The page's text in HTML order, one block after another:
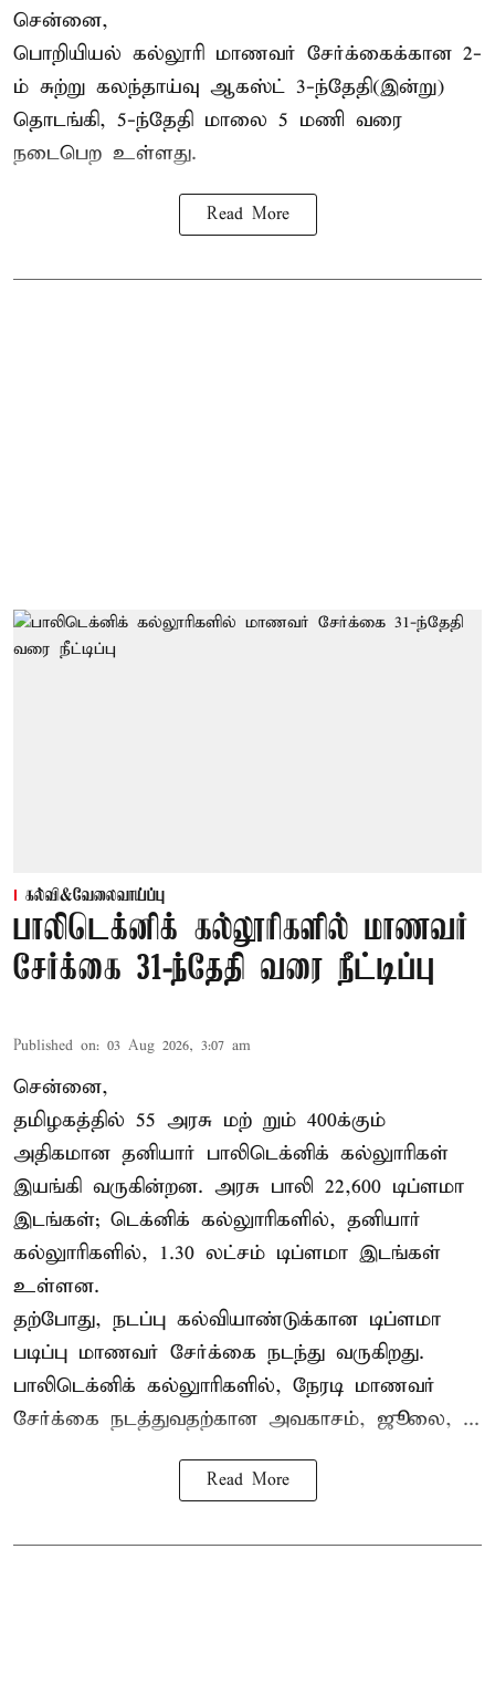
சென்னை,
பொறியியல் கல்லூரி மாணவர் சேர்க்கைக்கான 2-
ம் சுற்று கலந்தாய்வு ஆகஸ்ட் 3-ந்தேதி(இன்று)
தொடங்கி, 5-ந்தேதி மாலை 5 மணி வரை
நடைபெற உள்ளது.
Read More
கல்வி&வேலைவாய்ப்பு
பாலிடெக்னிக் கல்லூரிகளில் மாணவர்
சேர்க்கை 31-ந்தேதி வரை நீட்டிப்பு
Published on: 03 Aug 2026, 3:07 am
சென்னை,
தமிழகத்தில் 55 அரசு மற் றும் 400க்கும்
அதிகமான தனியார் பாலிடெக்னிக் கல்லுாரிகள்
இயங்கி வருகின்றன. அரசு பாலி 22,600 டிப்ளமா
இடங்கள்; டெக்னிக் கல்லுாரிகளில், தனியார்
கல்லுாரிகளில், 1.30 லட்சம் டிப்ளமா இடங்கள்
உள்ளன.
தற்போது, நடப்பு கல்வியாண்டுக்கான டிப்ளமா
படிப்பு மாணவர் சேர்க்கை நடந்து வருகிறது.
பாலிடெக்னிக் கல்லுாரிகளில், நேரடி மாணவர்
சேர்க்கை நடத்துவதற்கான அவகாசம், ஜூலை, ...
Read More